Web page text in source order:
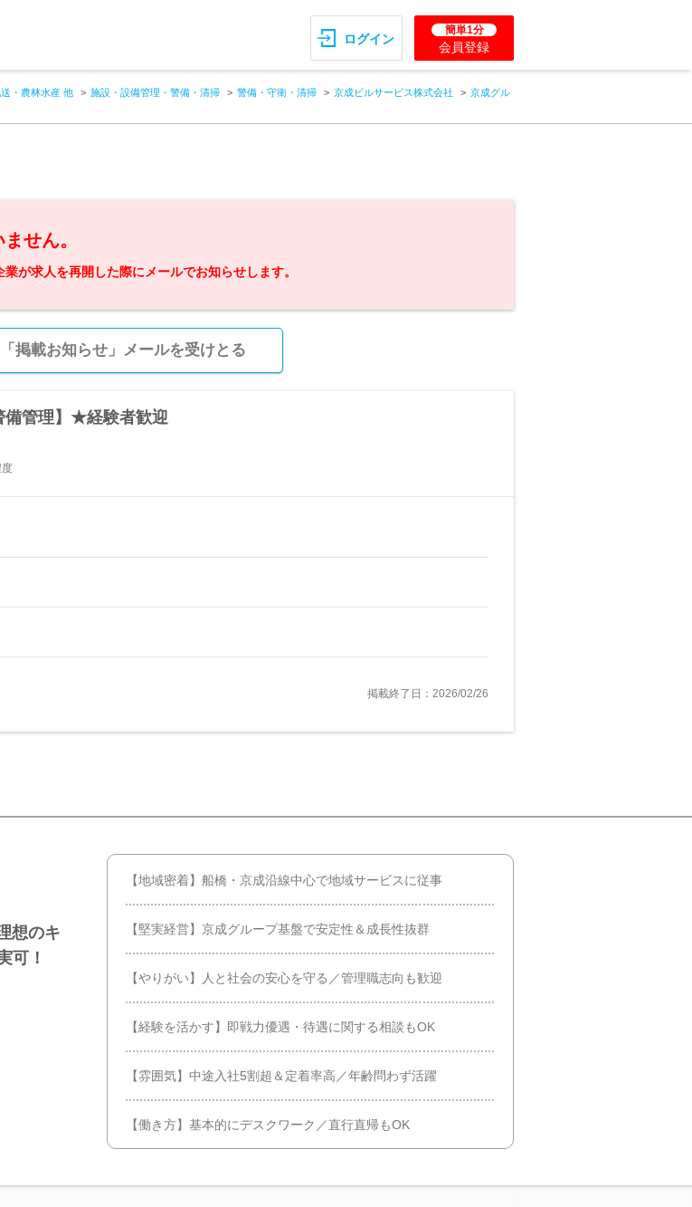
ログイン
簡単1分
会員登録
・農林水産 他 施設・設備管理・警備・清掃 警備・守衛・清掃 京成ビルサービス株式会社
京成グル
せん。
が求人を再開した際にメールでお知らせします。
掲載お知らせ」メールを受けとる
備管理】★経験者歓迎
掲載終了日：2026/02/26
想のキ
可！
【地域密着】船橋・京成沿線中心で地域サービスに従事
【堅実経営】京成グループ基盤で安定性＆成長性抜群
【やりがい】人と社会の安心を守る／管理職志向も歓迎
【経験を活かす】即戦力優遇・待遇に関する相談もOK
【雰囲気】中途入社5割超＆定着率高／年齢問わず活躍
【働き方】基本的にデスクワーク／直行直帰もOK